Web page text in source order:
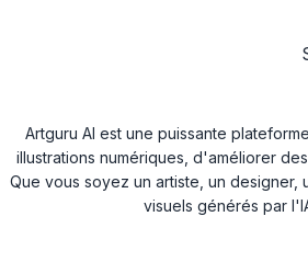
Artguru AI est une puissante
illustrations numériques, d'améliorer
Que vous soyez un artiste, un
visuels générés par